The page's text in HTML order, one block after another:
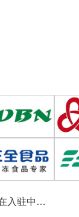
入驻中…